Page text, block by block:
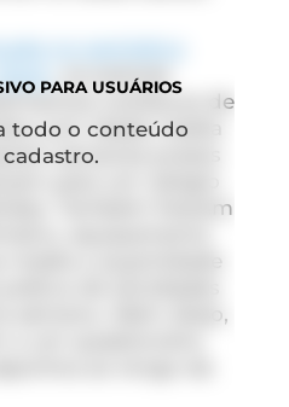
, os autores
cardíacos de
com idade média
sensores presos
para um relógio
Também fizeram
equipamento
a quantidade
de atividades
semana. Além disso,
um questionário
ao longo da
PARA USUÁRIOS
todo o conteúdo